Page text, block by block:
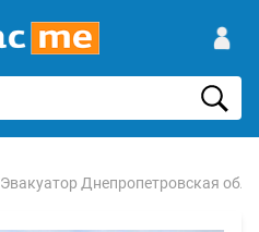
Эвакуатор Днепропетровская